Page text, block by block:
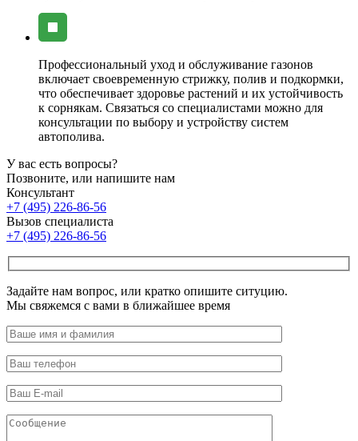
Профессиональный уход и обслуживание газонов
включает своевременную стрижку, полив и подкормки,
что обеспечивает здоровье растений и их устойчивость
к сорнякам. Связаться со специалистами можно для
консультации по выбору и устройству систем
автополива.
У вас есть вопросы?
Позвоните, или напишите нам
Консультант
+7 (495) 226-86-56
Вызов специалиста
+7 (495) 226-86-56
Задайте нам вопрос, или кратко опишите ситуцию.
Мы свяжемся с вами в ближайшее время